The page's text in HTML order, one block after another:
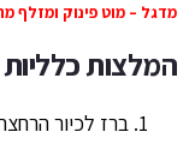
מדגל – מוט פינוק ומזלף
המלצות
ברז לכיור